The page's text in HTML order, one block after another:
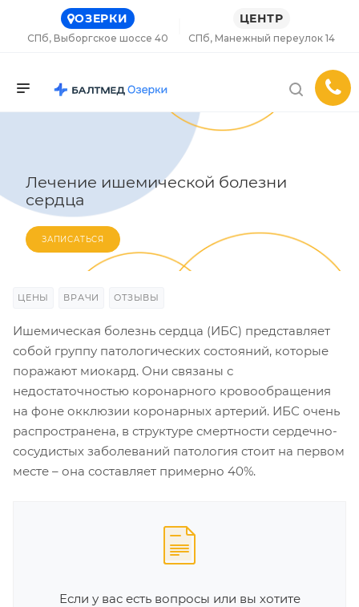
ОЗЕРКИ
СПб, Выборгское шоссе 40
ЦЕНТР
СПб, Манежный переулок 14
Лечение ишемической болезни
сердца
ЗАПИСАТЬСЯ
ЦЕНЫ ВРАЧИ ОТЗЫВЫ
Ишемическая болезнь сердца (ИБС) представляет
собой группу патологических состояний, которые
поражают миокард. Они связаны с
недостаточностью коронарного кровообращения
на фоне окклюзии коронарных артерий. ИБС очень
распространена, в структуре смертности сердечно-
сосудистых заболеваний патология стоит на первом
месте – она составляет примерно 40%.
Если у вас есть вопросы или вы хотите